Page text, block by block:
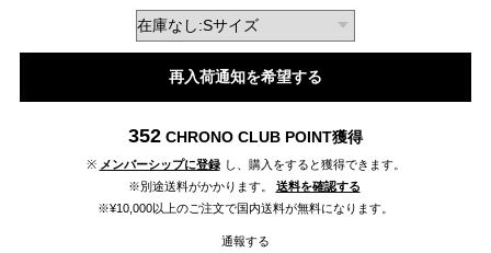
再入荷通知を希望する
352 CHRONO CLUB POINT獲得
※ メンバーシップに登録 し、購入をすると獲得できます。
※別途送料がかかります。
送料を確認する
※¥10,000以上のご注文で国内送料が無料になります。
通報する